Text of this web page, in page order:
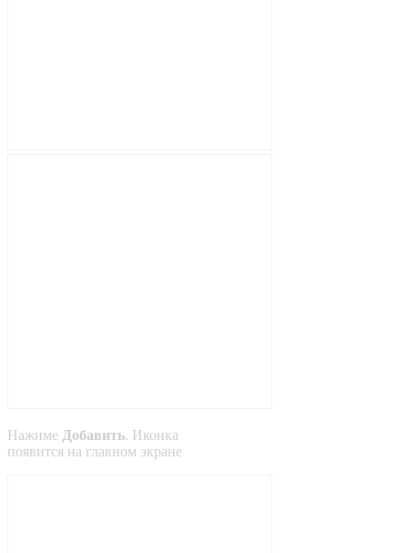
Нажиме Добавить. Иконка
появится на главном экране